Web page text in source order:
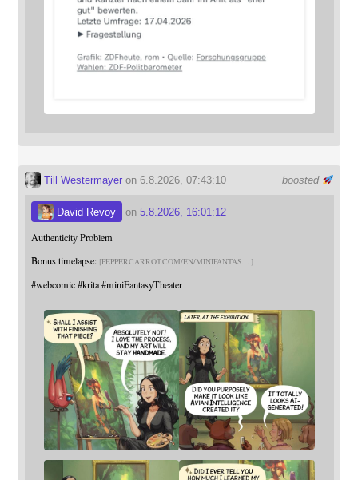
boosted
Till Westermayeron 6.8.2026, 07:43:10
David Revoy on 5.8.2026, 16:01:12
Authenticity Problem
Bonus timelapse: PEPPERCARROT.COM/EN/MINIFANTAS
#webcomic #krita #miniFantasyTheater